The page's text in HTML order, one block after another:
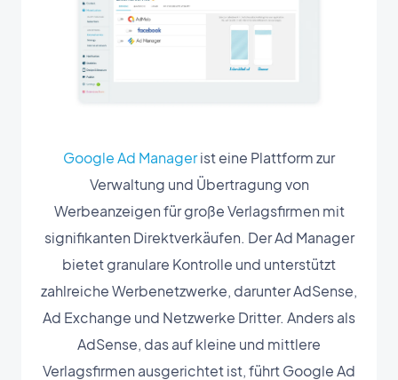
Google Ad Managerist eine Plattform zur
Verwaltung und Übertragung von
Werbeanzeigen für große Verlagsfirmen mit
signifikanten Direktverkäufen. Der Ad Manager
bietet granulare Kontrolle und unterstützt
zahlreiche Werbenetzwerke, darunter AdSense,
Ad Exchange und Netzwerke Dritter. Anders als
AdSense, das auf kleine und mittlere
Verlagsfirmen ausgerichtet ist, führt Google Ad